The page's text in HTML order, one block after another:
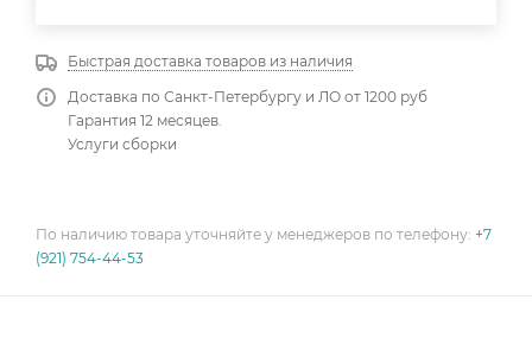
Быстрая доставка товаров из наличия
Доставка по Санкт-Петербургу и ЛО от 1200 руб
Гарантия 12 месяцев.
Услуги сборки
По наличию товара уточняйте у менеджеров по телефону: +7
(921) 754-44-53